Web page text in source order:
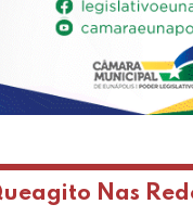
Nas